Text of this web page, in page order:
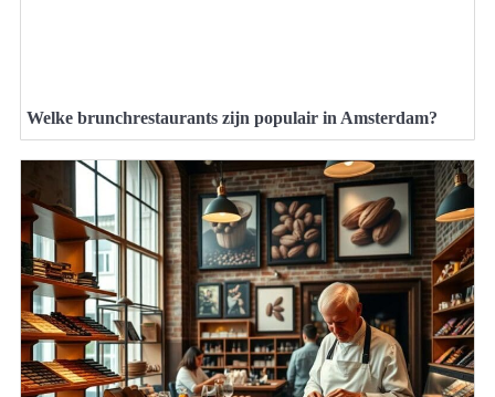
Welke brunchrestaurants zijn populair in Amsterdam?